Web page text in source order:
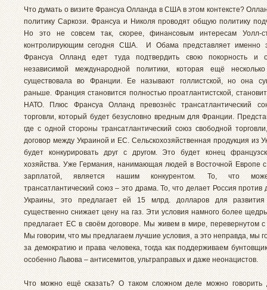
Что думать о визите Франсуа Олланда в США в этом контексте?
политику Саркози. Франсуа и Николя проводят общую политику
Но это не совсем так, скорее, финансовым интересам Уолл-
контролирующим сегодня США. И Обама представляет именно
Франсуа Олланд едет туда подтвердить свою покорность и
независимой международной политики, которая ещё несколько
существовала во Франции. Ее называют голлистской, но она
раньше. Франция становится полностью проатлантистской,
НАТО. Плюс Франсуа Олланд превознёс трансатлантический
торговли, который будет безусловно вредным для Франции.
где с одной стороны трансатлантический союз свободной
договор между Украиной и ЕС. Сельскохозяйственная продукция из
будет конкурировать друг с другом. Это будет конец
хозяйства. Уже Германия, нанимающая людей в Восточной Европе
зарплатой, является нашим конкурентом. То, что
трансатлантический союз – это драма. То, что делает Россия против
Украины, это предлагает ей 15 млрд. долларов для
существенно снижает цену на газ. Эти условия намного более
предлагает ЕС в своём договоре. Мы живем в мире, перевернутом с
Мы говорим, что мы предлагаем лучшие условия, а это неправда, мы
за демократию и права человека, тогда как поддерживаем
особенно Львова – антисемитов, ультраправых и даже неонацистов.
Что можно ещё сказать? О таком сложном деле можно говорить